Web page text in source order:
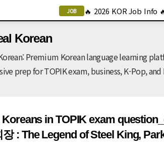
JOB 🔥 2026 KOR Job Info
기본 콘텐츠로 건너뛰기
Korean
Premium Korean language learning
prep for TOPIK exam, business, K-Pop,
Koreans in TOPIK exam
: The Legend of Steel King,